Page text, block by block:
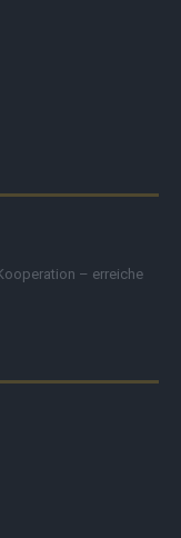
– erreiche